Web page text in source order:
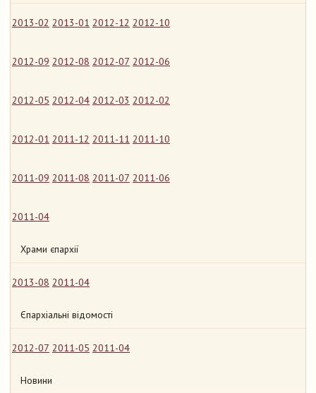
2013-02 2013-01 2012-12 2012-10
2012-09 2012-08 2012-07 2012-06
2012-05 2012-04 2012-03 2012-02
2012-01 2011-12 2011-11 2011-10
2011-09 2011-08 2011-07 2011-06
2011-04
Храми єпархії
2013-08 2011-04
Єпархіальні відомості
2012-07 2011-05 2011-04
Новини